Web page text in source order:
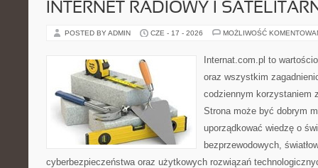
INTERNET RADIOWY I
POSTED BY ADMIN CZE - 17 - 2026 MOŻLIWOŚĆ
Internat.com.pl to
oraz wszystkim
codziennym korzystaniem
Strona może być dobrym
uporządkować wiedzę o
bezprzewodowych,
cyberbezpieczeństwa oraz użytkowych rozwiązań